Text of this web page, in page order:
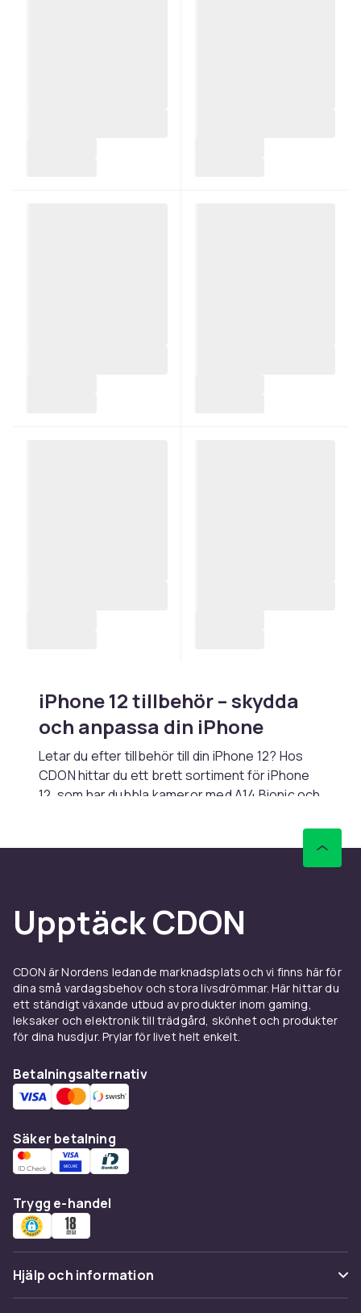
iPhone 12 tillbehör – skydda
och anpassa din iPhone
Letar du efter tillbehör till din iPhone 12? Hos
CDON hittar du ett brett sortiment för iPhone
12, som har dubbla kameror med A14 Bionic och
laddare eller smarta prylar hittar du det du
Fodral och skärmskydd till
iPhone 12
möjliggör 15W trådlös laddning. Välj mellan
tunna transparenta skal, robusta
stötdämpande modeller eller bokskal med
plånboksfunktion. Kombinera med ett
Se hela utbudet av
CDON.
MagSafe och trådlös
laddning till iPhone 12
laddare ger upp till 15W trådlös laddning och
fäster magnetiskt mot baksidan. Kabelladdning
Hörlurar och ljud till iPhone 12
Upptäck CDON
CDON är Nordens ledande marknadsplats och vi finns här för
dina små vardagsbehov och stora livsdrömmar. Här hittar du
ett ständigt växande utbud av produkter inom gaming,
leksaker och elektronik till trädgård, skönhet och produkter
för dina husdjur. Prylar för livet helt enkelt.
Betalningsalternativ
Säker betalning
Trygg e-handel
Hjälp och information